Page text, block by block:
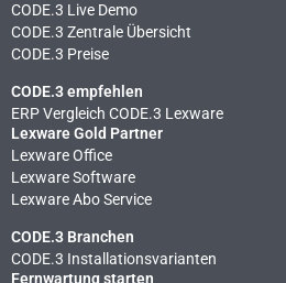
CODE.3 Live Demo
CODE.3 Zentrale Übersicht
CODE.3 Preise
CODE.3 empfehlen
ERP Vergleich CODE.3 Lexware
Lexware Gold Partner
Lexware Office
Lexware Software
Lexware Abo Service
CODE.3 Branchen
CODE.3 Installationsvarianten
Fernwartung starten